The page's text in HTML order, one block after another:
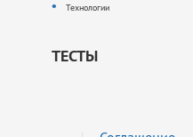
Технологии
ТЕСТЫ